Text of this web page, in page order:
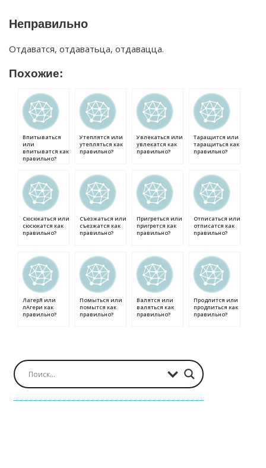
Неправильно
Отдаватся, отдаватьца, отдавацца.
Похожие:
Впитываться
или
впитыватся как
правильно?
Утеплятся или
утепляться как
правильно?
Увлекаться или
увлекатся как
правильно?
Таращится или
таращиться как
правильно?
Сюсюкаться или
сюсюкатся как
правильно?
Съезжаться или
съезжатся как
правильно?
Пригреться или
пригрется как
правильно?
Отписаться или
отписатся как
правильно?
ЛагерЯ или
лАгери как
правильно?
Помыться или
помытся как
правильно?
Валятся или
валяться как
правильно?
Продлится или
продлиться как
правильно?